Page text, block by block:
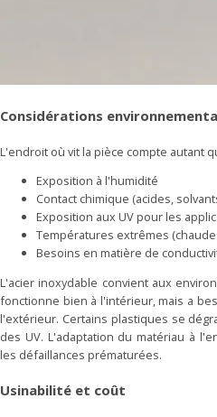
Considérations
L'endroit où vit la pièce compte autant
Exposition à l'humidité
Contact chimique (acides,
Exposition aux UV pour les
Températures extrêmes
Besoins en matière de
L'acier inoxydable convient aux
fonctionne bien à l'intérieur, mais a
l'extérieur. Certains plastiques se
des UV. L'adaptation du matériau à
les défaillances prématurées.
Usinabilité et coût